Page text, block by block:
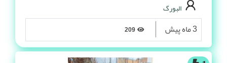
البورگ
3 ماه پیش